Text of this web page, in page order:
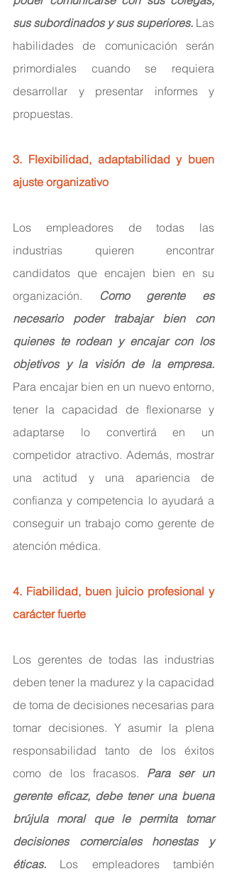
sus subordinados y sus superiores. Las
habilidades de comunicación serán
primordiales cuando se requiera
desarrollar y presentar informes y
propuestas.
3. Flexibilidad, adaptabilidad y buen
ajuste organizativo
Los empleadores de todas las
industrias quieren encontrar
candidatos que encajen bien en su
organización.
Como gerente es
necesario poder trabajar bien con
quienes te rodean y encajar con los
objetivos y la visión de la empresa.
Para encajar bien en un nuevo entorno,
tener la capacidad de flexionarse y
adaptarse lo convertirá en un
competidor atractivo. Además, mostrar
una actitud y una apariencia de
confianza y competencia lo ayudará a
conseguir un trabajo como gerente de
atención médica.
4. Fiabilidad, buen juicio profesional y
carácter fuerte
Los gerentes de todas las industrias
deben tener la madurez y la capacidad
de toma de decisiones necesarias para
tomar decisiones. Y asumir la plena
responsabilidad tanto de los éxitos
como de los fracasos. Para ser un
gerente eficaz, debe tener una buena
brújula moral que le permita tomar
decisiones comerciales honestas y
éticas. Los empleadores también